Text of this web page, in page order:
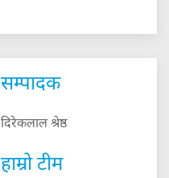
सम्पादक
दिरेकलाल श्रेष्ठ
हाम्रो टीम